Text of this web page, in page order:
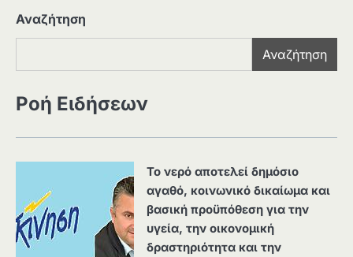
Αναζήτηση
Αναζήτηση
Ροή Ειδήσεων
Το νερό αποτελεί δημόσιο
αγαθό, κοινωνικό δικαίωμα και
βασική προϋπόθεση για την
υγεία, την οικονομική
δραστηριότητα και την